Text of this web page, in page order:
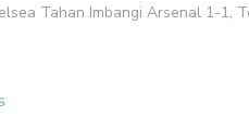
Tahan Imbangi Arsenal 1-1,